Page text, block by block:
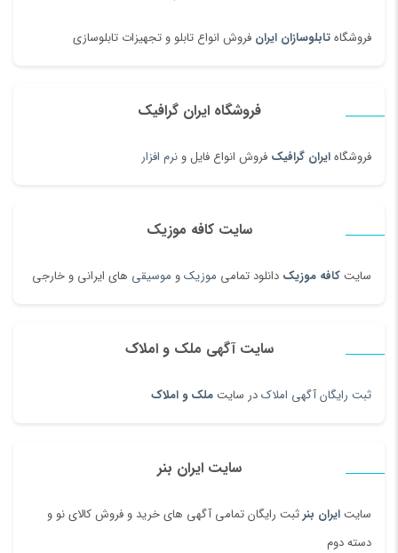
فروشگاهتابلوسازان ایران فروش انواع تابلو و تجهیزات تابلوسازی
فروشگاه ایران گرافیک
فروشگاهایران گرافیک فروش انواع فایل و نرم افزار
سایت کافه موزیک
سایت کافه موزیک دانلود تمامی موزیکو موسیقی های ایرانی و خارجی
سایت آگهی ملک و املاک
ثبت رایگان آگهی املاکدر سایت ملک و املاک
سایت ایران بنر
سایت ایران بنرثبت رایگان تمامی آگهی های خرید و فروش کالای نو و
دسته دوم